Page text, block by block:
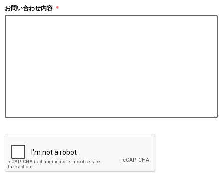
お問い合わせ内容 ＊